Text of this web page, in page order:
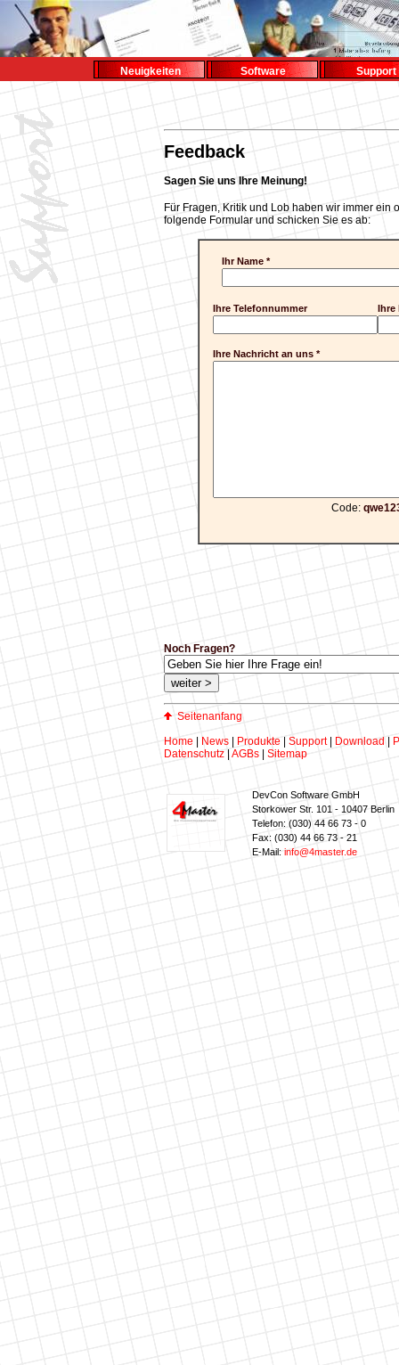
Neuigkeiten Software Support
Feedback
Sagen Sie uns Ihre Meinung!
Für Fragen, Kritik und Lob haben wir immer ein
folgende Formular und schicken Sie es ab:
Ihr Name *
Ihre Telefonnummer
Ihre Nachricht an uns *
Code:
Noch Fragen?
Seitenanfang
Home
News Produkte Support| Download
Datenschutz AGBs Sitemap
DevCon Software GmbH
Storkower Str. 101 - 10407 Berlin
Telefon: (030) 44 66 73 - 0
Fax: (030) 44 66 73 - 21
E-Mail: info@4master.de